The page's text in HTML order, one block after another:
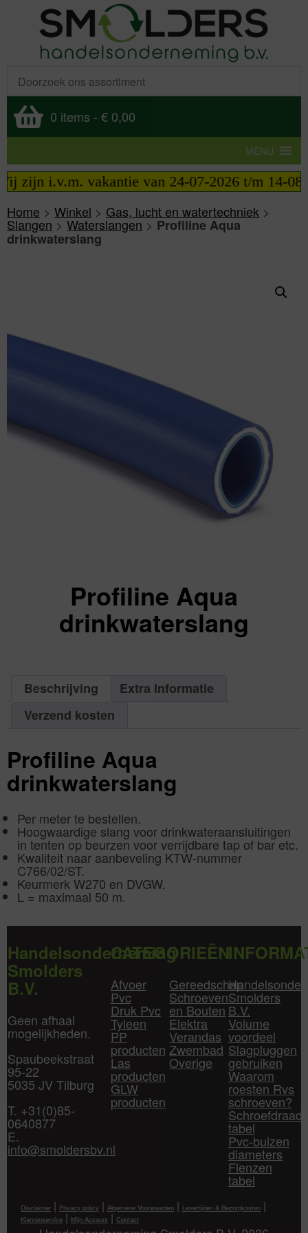
0 items - € 0,00
MENU
i.v.m. vakantie van 24-07-2026 t/m 14-08-
Home > Winkel > Gas, lucht en watertechniek >
Slangen>Waterslangen>Profiline Aqua
drinkwaterslang
Profiline Aqua
drinkwaterslang
Beschrijving
Extra Informatie
Verzend kosten
Profiline Aqua
drinkwaterslang
Per meter te bestellen.
Hoogwaardige slang voor drinkwateraansluitingen
in tenten op beurzen voor verrijdbare tap of bar etc.
Kwaliteit naar aanbeveling KTW-nummer
C766/02/ST.
Keurmerk W270 en DVGW.
L = maximaal 50 m.
Handelsonderneming
Smolders
B.V.
Geen afhaal
mogelijkheden.
Spaubeekstraat
95-22
5035 JV Tilburg
T. +31(0)85-
0640877
E.
info@smoldersbv.nl
CATEGORIEËN
Afvoer
Pvc
Druk Pvc
Tyleen
PP
producten
Las
producten
GLW
producten
Gereedschap
Schroeven
en Bouten
Elektra
Verandas
Zwembad
Overige
Smolders
B.V.
Volume
voordeel
Slagpluggen
gebruiken
Waarom
roesten Rvs
schroeven?
Schroefdraad
tabel
Pvc-buizen
diameters
Flenzen
tabel
Disclaimer | Privacy policy | Algemene Voorwaarden | Levertijden & Bezorgkosten |
Klantenservice | Mijn Account | Contact